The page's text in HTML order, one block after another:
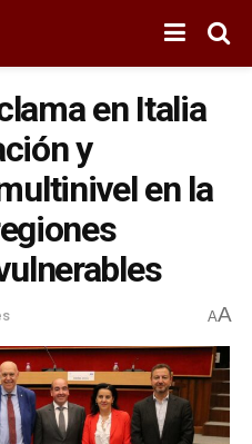
en Italia
y
en la
AA